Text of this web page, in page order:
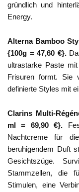
gründlich und
Energy.
Alterna Bamboo
{100g = 47,60 €}.
ultrastarke Paste
Frisuren formt. Sie
definierte Styles mit
Clarins Multi-
ml = 69,90 €}.
Nachtcreme für
beruhigendem Duft
Gesichtszüge.
Stammzellen, die
Stimulen, eine